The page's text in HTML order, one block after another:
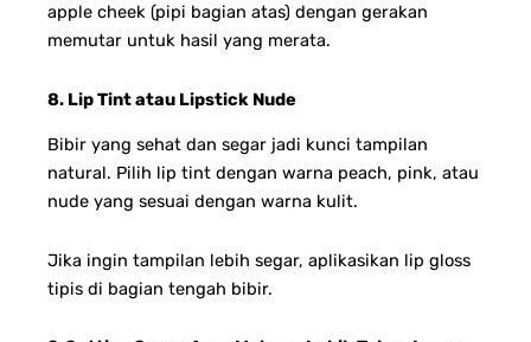
apple cheek (pipi bagian atas) dengan gerakan
memutar untuk hasil yang merata.
8. Lip Tint atau Lipstick Nude
Bibir yang sehat dan segar jadi kunci tampilan
natural. Pilih lip tint dengan warna peach, pink, atau
nude yang sesuai dengan warna kulit.
Jika ingin tampilan lebih segar, aplikasikan lip gloss
tipis di bagian tengah bibir.